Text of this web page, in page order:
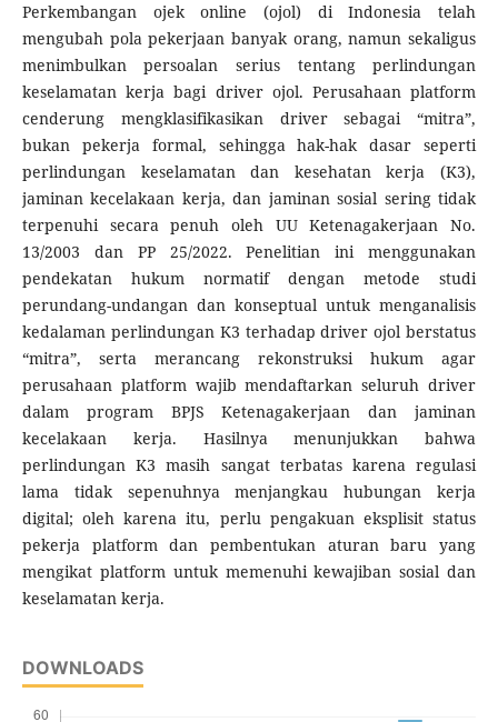
Perkembangan ojek online (ojol) di Indonesia telah
mengubah pola pekerjaan banyak orang, namun sekaligus
menimbulkan persoalan serius tentang perlindungan
keselamatan kerja bagi driver ojol. Perusahaan platform
cenderung mengklasifikasikan driver sebagai “mitra”,
bukan pekerja formal, sehingga hak-hak dasar seperti
perlindungan keselamatan dan kesehatan kerja (K3),
jaminan kecelakaan kerja, dan jaminan sosial sering tidak
terpenuhi secara penuh oleh UU Ketenagakerjaan No.
13/2003 dan PP 25/2022. Penelitian ini menggunakan
pendekatan hukum normatif dengan metode studi
perundang-undangan dan konseptual untuk menganalisis
kedalaman perlindungan K3 terhadap driver ojol berstatus
“mitra”, serta merancang rekonstruksi hukum agar
perusahaan platform wajib mendaftarkan seluruh driver
dalam program BPJS Ketenagakerjaan dan jaminan
kecelakaan kerja. Hasilnya menunjukkan bahwa
perlindungan K3 masih sangat terbatas karena regulasi
lama tidak sepenuhnya menjangkau hubungan kerja
digital; oleh karena itu, perlu pengakuan eksplisit status
pekerja platform dan pembentukan aturan baru yang
mengikat platform untuk memenuhi kewajiban sosial dan
keselamatan kerja.
DOWNLOADS